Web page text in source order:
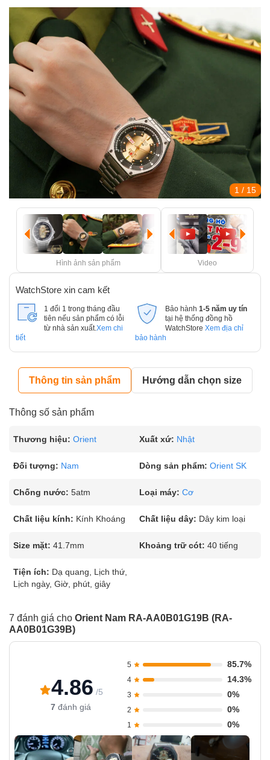
1 / 15
Hình ảnh sản phẩm Video
WatchStore xin cam kết
1 đổi 1 trong tháng đầu
tiên nếu sản phẩm có lỗi
từ nhà sản xuất. Xem chi
tiết
Bảo hành 1-5 năm uy tín
tại hệ thống đồng hồ
WatchStore Xem địa chỉ
bảo hành
Thông tin sản phẩm Hướng dẫn chọn size
Thông số sản phẩm
Thương hiệu: Orient Xuất xứ: Nhật
Đối tượng: Nam Dòng sản phẩm: Orient SK
Chống nước: 5atm Loại máy: Cơ
Chất liệu kính: Kính Khoáng Chất liệu dây: Dây kim loại
Size mặt: 41.7mm Khoảng trữ cót: 40 tiếng
Tiện ích: Dạ quang, Lịch thứ,
Lịch ngày, Giờ, phút, giây
7 đánh giá cho Orient Nam RA-AA0B01G19B (RA-
AA0B01G39B)
4.86 /5
7 đánh giá
5 85.7%
4 14.3%
3 0%
2 0%
1 0%